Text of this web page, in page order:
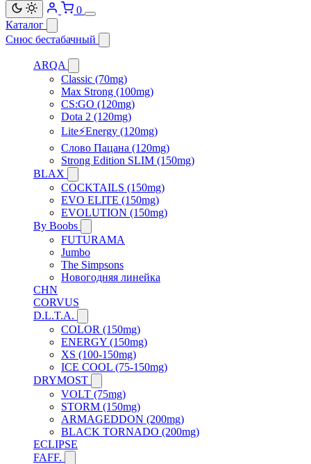
0
Каталог
Снюс бестабачный
ARQA
Classic (70mg)
Max Strong (100mg)
CS:GO (120mg)
Dota 2 (120mg)
Lite⚡Energy (120mg)
Слово Пацана (120mg)
Strong Edition SLIM (150mg)
BLAX
COCKTAILS (150mg)
EVO ELITE (150mg)
EVOLUTION (150mg)
By Boobs
FUTURAMA
Jumbo
The Simpsons
Новогодняя линейка
CHN
CORVUS
D.L.T.A.
COLOR (150mg)
ENERGY (150mg)
XS (100-150mg)
ICE COOL (75-150mg)
DRYMOST
VOLT (75mg)
STORM (150mg)
ARMAGEDDON (200mg)
BLACK TORNADO (200mg)
ECLIPSE
FAFF.